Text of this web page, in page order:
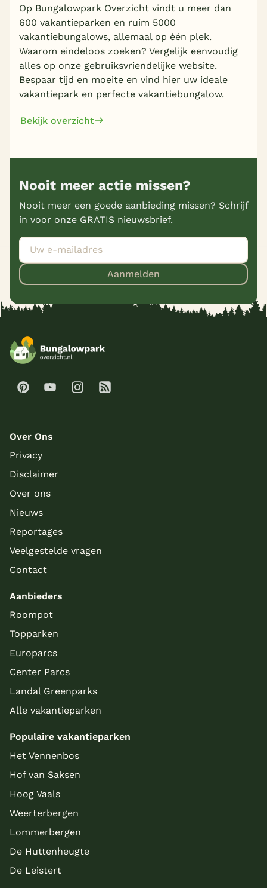
Op Bungalowpark Overzicht vindt u meer dan
600 vakantieparken en ruim 5000
vakantiebungalows, allemaal op één plek.
Waarom eindeloos zoeken? Vergelijk eenvoudig
alles op onze gebruiksvriendelijke website.
Bespaar tijd en moeite en vind hier uw ideale
vakantiepark en perfecte vakantiebungalow.
Bekijk overzicht
Nooit meer actie missen?
Nooit meer een goede aanbieding missen? Schrijf
in voor onze GRATIS nieuwsbrief.
Aanmelden
Over Ons
Privacy
Disclaimer
Over ons
Nieuws
Reportages
Veelgestelde vragen
Contact
Aanbieders
Roompot
Topparken
Europarcs
Center Parcs
Landal Greenparks
Alle vakantieparken
Populaire vakantieparken
Het Vennenbos
Hof van Saksen
Hoog Vaals
Weerterbergen
Lommerbergen
De Huttenheugte
De Leistert